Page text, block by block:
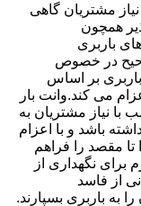
مشتریان گاهی
همچون
باربری
در خصوص
بر اساس
می کند.وانت بار
با نیاز مشتریان به
باشد و با اعزام
تا مقصد را فراهم
برای نگهداری از
از فاسد
به باربری بسپارند.